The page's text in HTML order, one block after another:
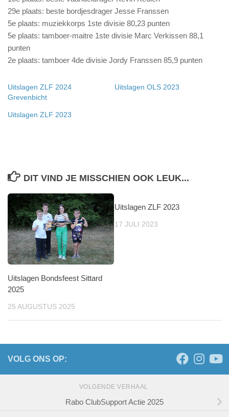
29e plaats: beste bordjesdrager Jesse Franssen
5e plaats: muziekkorps 1ste divisie 80,23 punten
5e plaats: tamboer-maitre 1ste divisie Marc Verkissen 88,1
punten
⁠2e plaats: tamboer 4de divisie Jordy Franssen 85,9 punten
Uitslagen ZLF 2024
Grevenbicht
Uitslagen OLS 2023
Uitslagen ZLF 2023
DIT VIND JE MISSCHIEN OOK LEUK...
Uitslagen Bondsfeest Sittard
2025
25 AUGUSTUS 2025
Uitslagen ZLF 2023
17 JULI 2023
VOLG ONS OP:
VOLGENDE VERHAAL
Rabo ClubSupport Actie 2025